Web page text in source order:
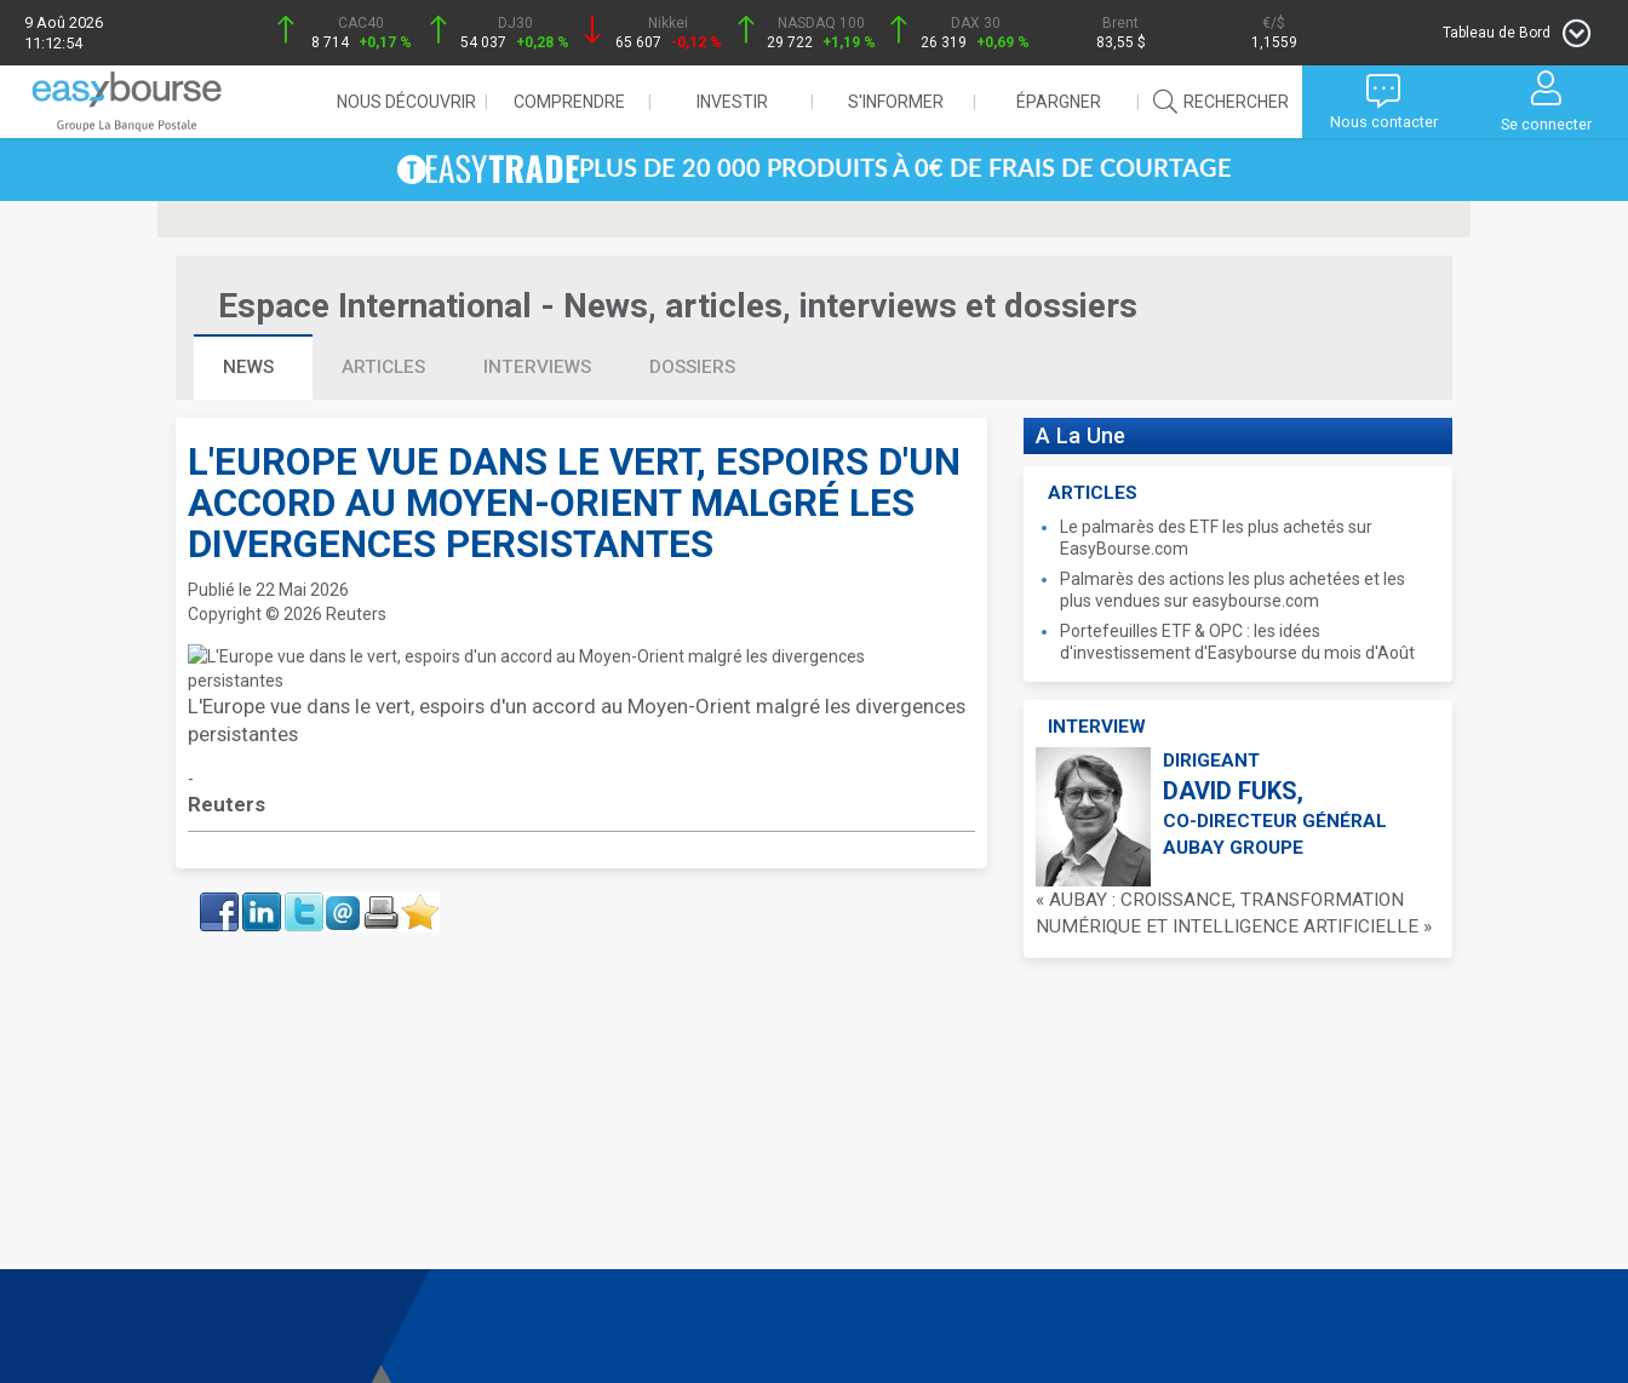
9 Aoû 2026
11:12:54
CAC40
8 714 +0,17 %
DJ30
54 037
+0,28 %
Nikkei
65 607
-0,12 %
NASDAQ 100
29 722
+1,19 %
DAX 30
26 319
+0,69 %
Brent
83,55 $
/$
1,1559
Tableau de Bord
NOUS DÉCOUVRIR COMPRENDRE INVESTIR S'INFORMER ÉPARGNER RECHERCHER
Nous contacter Se connecter
PLUS DE 20 000 PRODUITS À 0€ DE FRAIS DE COURTAGE
Espace International - News, articles, interviews et dossiers
NEWS ARTICLES INTERVIEWS DOSSIERS
L'EUROPE VUE DANS LE VERT, ESPOIRS D'UN
ACCORD AU MOYEN-ORIENT MALGRÉ LES
DIVERGENCES PERSISTANTES
Publié le 22 Mai 2026
Copyright © 2026 Reuters
L'Europe vue dans le vert, espoirs d'un accord au Moyen-Orient malgré les divergences
persistantes
-
Reuters
Face
book
LinkIn Twitter Envoyer ImprimerFavoris
A La Une
ARTICLES
Le palmarès des ETF les plus achetés sur
EasyBourse.com
Palmarès des actions les plus achetées et les
plus vendues sur easybourse.com
Portefeuilles ETF & OPC : les idées
d'investissement d'Easybourse du mois d'Août
INTERVIEW
DIRIGEANT
DAVID FUKS,
CO-DIRECTEUR GÉNÉRAL
AUBAY GROUPE
« AUBAY : CROISSANCE, TRANSFORMATION
NUMÉRIQUE ET INTELLIGENCE ARTIFICIELLE »